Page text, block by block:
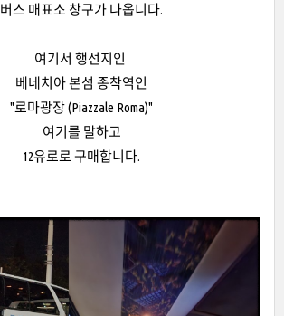
버스 매표소 창구가 나옵니다.
여기서 행선지인
베네치아 본섬 종착역인
"로마광장 (Piazzale Roma)"
여기를 말하고
12유로로 구매합니다.